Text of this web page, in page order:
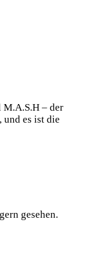
M.A.S.H – der
es ist die
gesehen.